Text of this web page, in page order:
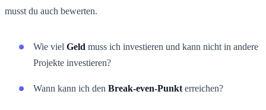
musst du auch bewerten.
Wie viel Geld muss ich investieren und kann nicht in andere
Projekte investieren?
Wann kann ich den Break-even-Punkt erreichen?